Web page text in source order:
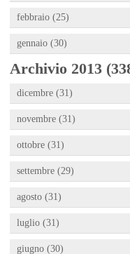
febbraio (25)
gennaio (30)
Archivio 2013
dicembre (31)
novembre (31)
ottobre (31)
settembre (29)
agosto (31)
luglio (31)
giugno (30)